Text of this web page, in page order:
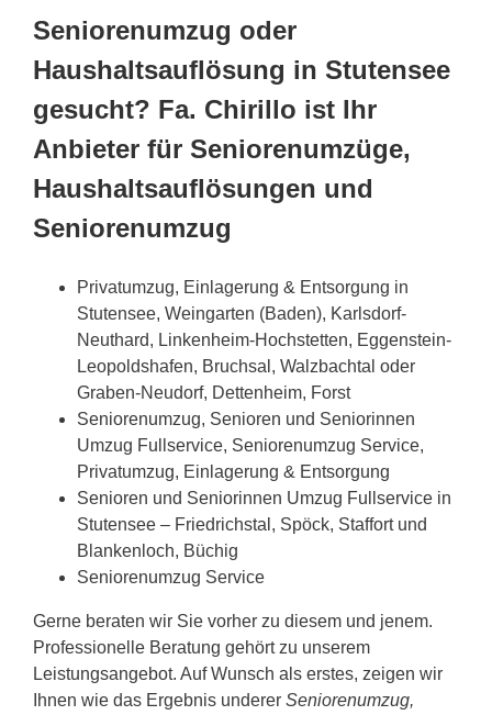
Seniorenumzug oder
Haushaltsauflösung in Stutensee
gesucht? Fa. Chirillo ist Ihr
Anbieter für Seniorenumzüge,
Haushaltsauflösungen und
Seniorenumzug
Privatumzug, Einlagerung & Entsorgung in
Stutensee, Weingarten (Baden), Karlsdorf-
Neuthard, Linkenheim-Hochstetten, Eggenstein-
Leopoldshafen, Bruchsal, Walzbachtal oder
Graben-Neudorf, Dettenheim, Forst
Seniorenumzug, Senioren und Seniorinnen
Umzug Fullservice, Seniorenumzug Service,
Privatumzug, Einlagerung & Entsorgung
Senioren und Seniorinnen Umzug Fullservice in
Stutensee – Friedrichstal, Spöck, Staffort und
Blankenloch, Büchig
Seniorenumzug Service
Gerne beraten wir Sie vorher zu diesem und jenem.
Professionelle Beratung gehört zu unserem
Leistungsangebot. Auf Wunsch als erstes, zeigen wir
Ihnen wie das Ergebnis underer Seniorenumzug,